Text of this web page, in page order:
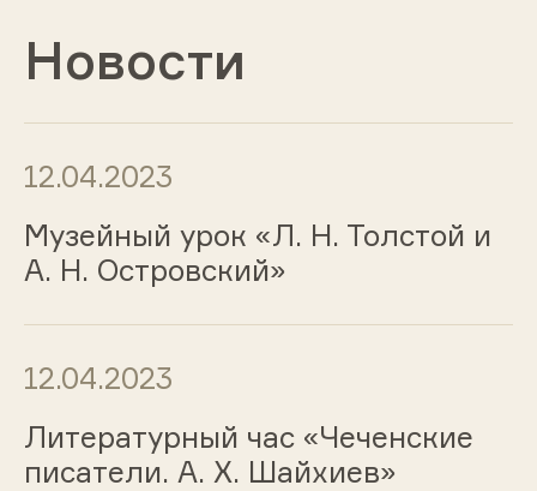
Новости
12.04.2023
Музейный урок «Л. Н. Толстой и
А. Н. Островский»
12.04.2023
Литературный час «Чеченские
писатели. А. Х. Шайхиев»